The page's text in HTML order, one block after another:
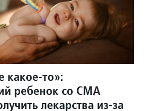
какое-то»:
ребенок со СМА
лекарства из-за